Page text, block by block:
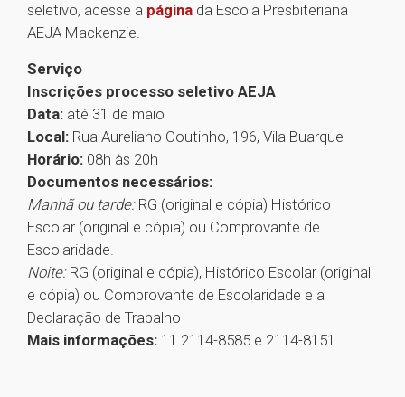
seletivo, acesse a página da Escola Presbiteriana
AEJA Mackenzie.
Serviço
Inscrições processo seletivo AEJA
Data: até 31 de maio
Local: Rua Aureliano Coutinho, 196, Vila Buarque
Horário: 08h às 20h
Documentos necessários:
Manhã ou tarde:RG (original e cópia) Histórico
Escolar (original e cópia) ou Comprovante de
Escolaridade.
Noite:RG (original e cópia), Histórico Escolar (original
e cópia) ou Comprovante de Escolaridade e a
Declaração de Trabalho
Mais informações: 11 2114-8585 e 2114-8151